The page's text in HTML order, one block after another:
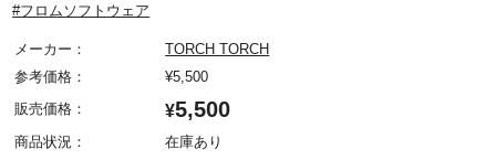
#フロムソフトウェア
メーカー：
TORCH TORCH
参考価格：
¥5,500
販売価格：
¥5,500
商品状況：
在庫あり